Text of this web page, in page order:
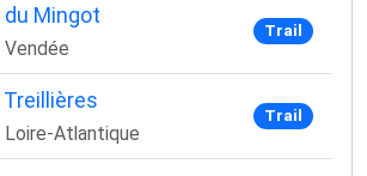
mois :
d'entraînement exclusifs
tendances matos & nutrition
promo et bons plans partenaires
du Mingot
Trail
Treillières
Atlantique
Trail